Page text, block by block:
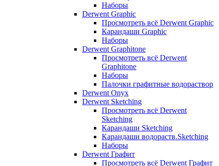
Наборы
Derwent Graphic
Просмотреть всё Derwent Graphic
Карандаши Graphic
Наборы
Derwent Graphitone
Просмотреть всё Derwent
Graphitone
Наборы
Палочки графитные водораствор
Derwent Onyx
Derwent Sketching
Просмотреть всё Derwent
Sketching
Карандаши Sketching
Карандаши водораств.Sketching
Наборы
Derwent Графит
Просмотреть всё Derwent Графит